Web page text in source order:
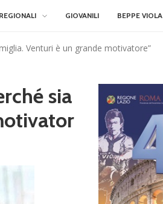
GIOVANILI BEPPE VIOLA
Venturi è un grande motivatore”
sia